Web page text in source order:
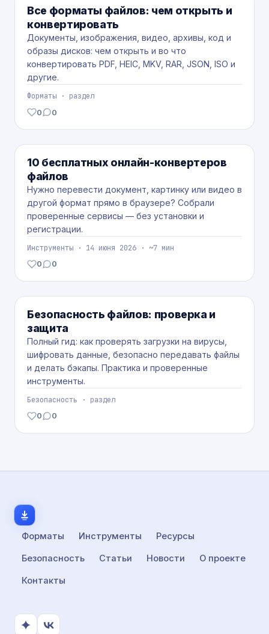
ФОРМАТЫ
Все форматы файлов: чем открыть и
конвертировать
Документы, изображения, видео, архивы, код и
образы дисков: чем открыть и во что
конвертировать PDF, HEIC, MKV, RAR, JSON, ISO и
другие.
Форматы · раздел
0
лайков
0
комментариев
ИНСТРУМЕНТЫ
10 бесплатных онлайн-конвертеров
файлов
Нужно перевести документ, картинку или видео в
другой формат прямо в браузере? Собрали
проверенные сервисы — без установки и
регистрации.
Инструменты · 14 июня 2026 · ~7 мин
0
лайков
0
комментариев
БЕЗОПАСНОСТЬ
Безопасность файлов: проверка и
защита
Полный гид: как проверять загрузки на вирусы,
шифровать данные, безопасно передавать файлы
и делать бэкапы. Практика и проверенные
инструменты.
Безопасность · раздел
0
лайков
0
комментариев
Форматы Инструменты Ресурсы
Безопасность Статьи Новости О проекте
Контакты